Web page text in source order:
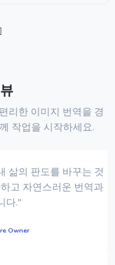
리한 이미지 번역을 경
작업을 시작하세요.
삶의 판도를 바꾸는 것
고 자연스러운 번역과
다."
Owner